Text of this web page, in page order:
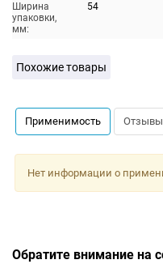
Ширина
упаковки,
мм:
54
Похожие товары
Применимость Отзывы
Нет информации о
Обратите внимание на